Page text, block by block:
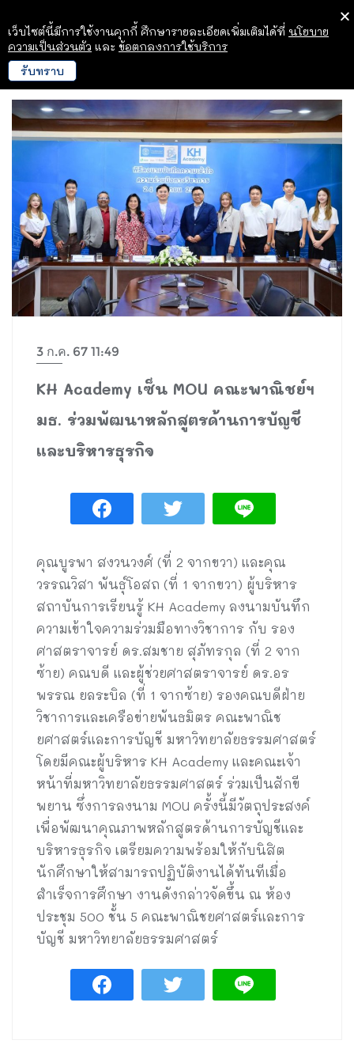
3 ก.ค. 67 11:49
KH Academy เซ็น MOU คณะพาณิชย์ฯ
มธ. ร่วมพัฒนาหลักสูตรด้านการบัญชี
และบริหารธุรกิจ
คุณบูรพา สงวนวงศ์ (ที่ 2 จากขวา) และคุณ
วรรณวิสา พันธุ์โอสถ (ที่ 1 จากขวา) ผู้บริหาร
สถาบันการเรียนรู้ KH Academy ลงนามบันทึก
ความเข้าใจความร่วมมือทางวิชาการ กับ รอง
ศาสตราจารย์ ดร.สมชาย สุภัทรกุล (ที่ 2 จาก
ซ้าย) คณบดี และผู้ช่วยศาสตราจารย์ ดร.อร
พรรณ ยลระบิล (ที่ 1 จากซ้าย) รองคณบดีฝ่าย
วิชาการและเครือข่ายพันธมิตร คณะพาณิช
ยศาสตร์และการบัญชี มหาวิทยาลัยธรรมศาสตร์
โดยมีคณะผู้บริหาร KH Academy และคณะเจ้า
หน้าที่มหาวิทยาลัยธรรมศาสตร์ ร่วมเป็นสักขี
พยาน ซึ่งการลงนาม MOU ครั้งนี้มีวัตถุประสงค์
เพื่อพัฒนาคุณภาพหลักสูตรด้านการบัญชีและ
บริหารธุรกิจ เตรียมความพร้อมให้กับนิสิต
นักศึกษาให้สามารถปฏิบัติงานได้ทันทีเมื่อ
สำเร็จการศึกษา งานดังกล่าวจัดขึ้น ณ ห้อง
ประชุม 500 ชั้น 5 คณะพาณิชยศาสตร์และการ
บัญชี มหาวิทยาลัยธรรมศาสตร์
เว็บไซต์นี้มีการใช้งานคุกกี้ ศึกษารายละเอียดเพิ่มเติมได้ที่ นโยบาย
ความเป็นส่วนตัว และ ข้อตกลงการใช้บริการ
รับทราบ